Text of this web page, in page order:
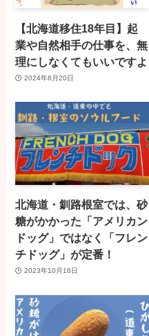
【北海道移住18年目】起
業や自然相手の仕事を、無
理にしなくてもいいですよ
2024年8月20日
北海道・釧路根室では、砂
糖がかかった「アメリカン
ドッグ」ではなく「フレン
チドッグ」が定番！
2023年10月16日